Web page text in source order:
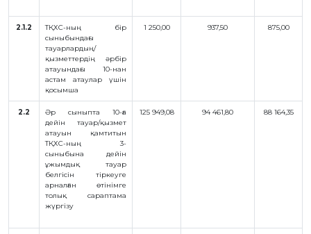
2.1.2
ТҚХС-ның бір
сыныбындағы
тауарлардың/
қызметтердің әрбір
атауындағы 10-нан
астам атаулар үшін
қосымша
1 250,00 937,50 875,00
2.2
Әр сыныпта 10-ға
дейін тауар/қызмет
атауын қамтитын
ТҚХС-ның 3-
сыныбына дейін
ұжымдық тауар
белгісін тіркеуге
арналған өтінімге
толық сараптама
жүргізу
125 949,08 94 461,80 88 164,35